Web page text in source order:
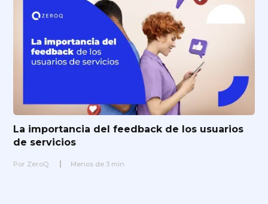
La importancia del feedback de los usuarios
de servicios
Por ZeroQ Menos de 3 min.